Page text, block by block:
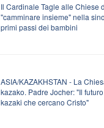
Il Cardinale Tagle alle Chiese
"camminare insieme" nella
primi passi dei bambini
ASIA/KAZAKHSTAN - La
kazako. Padre Jocher: "Il
kazaki che cercano Cristo"